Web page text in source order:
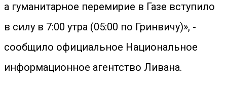
а гуманитарное перемирие в Газе вступило
в силу в 7:00 утра (05:00 по Гринвичу)», -
сообщило официальное Национальное
информационное агентство Ливана.